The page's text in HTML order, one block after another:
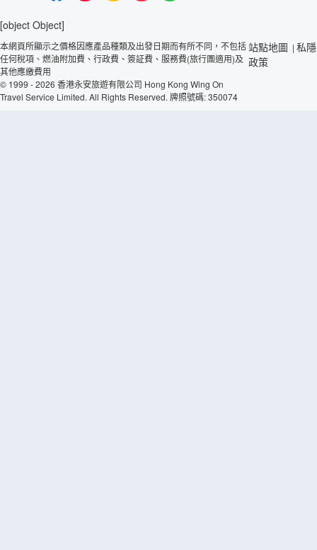
[object Object]
本網頁所顯示之價格因應產品種類及出發日期而有所不同，不包括
任何稅項、燃油附加費、行政費、簽証費、服務費(旅行團適用)及
其他應繳費用
© 1999 - 2026 香港永安旅遊有限公司 Hong Kong Wing On
Travel Service Limited. All Rights Reserved. 牌照號碼: 350074
站點地圖 | 私隱
政策